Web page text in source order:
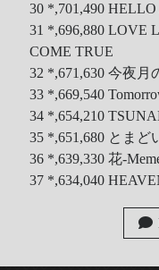
30 *,701,490
31 *,696,880 LOVE
COME TRUE
32 *,671,630 今夜月
33 *,669,540
34 *,654,210
35 *,651,680 とま
36 *,639,330 花-
37 *,634,040